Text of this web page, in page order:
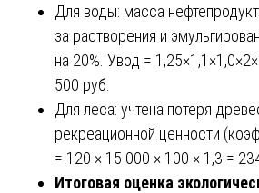
Для воды: масса
за растворения и
на 20%. Увод =
500 руб.
Для леса: учтена потеря
рекреационной ценности
= 120 × 15 000 × 100 × 1,3 =
Итоговая оценка